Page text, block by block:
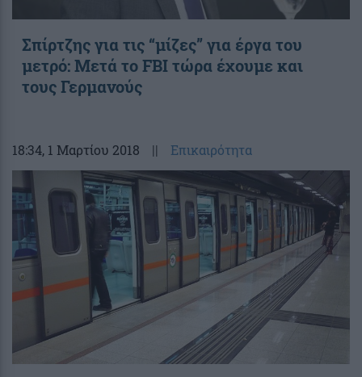
Σπίρτζης για τις “μίζες” για έργα του
μετρό: Μετά το FBI τώρα έχουμε και
τους Γερμανούς
18:34, 1 Μαρτίου 2018 || Επικαιρότητα